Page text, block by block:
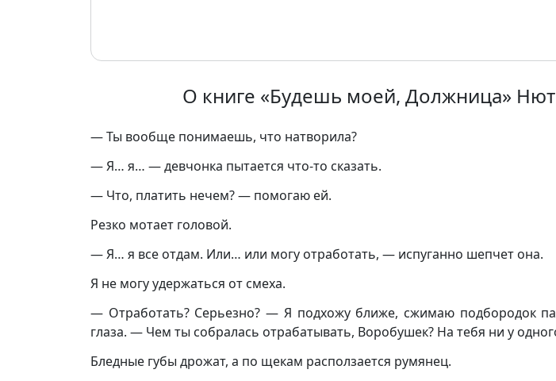
О книге «Будешь моей, Должница»
— Ты вообще понимаешь, что натворила?
— Я… я… — девчонка пытается что-то сказать.
— Что, платить нечем? — помогаю ей.
Резко мотает головой.
— Я… я все отдам. Или… или могу отработать, — испуганно шепчет она.
Я не могу удержаться от смеха.
— Отработать? Серьезно? — Я подхожу ближе, сжимаю подбородок
глаза. — Чем ты собралась отрабатывать, Воробушек? На тебя ни у
Бледные губы дрожат, а по щекам расползается румянец.